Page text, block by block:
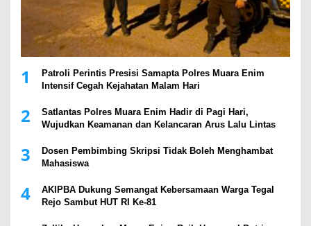
1
Patroli Perintis Presisi Samapta Polres Muara Enim
Intensif Cegah Kejahatan Malam Hari
2
Satlantas Polres Muara Enim Hadir di Pagi Hari,
Wujudkan Keamanan dan Kelancaran Arus Lalu Lintas
3
Dosen Pembimbing Skripsi Tidak Boleh Menghambat
Mahasiswa
4
AKIPBA Dukung Semangat Kebersamaan Warga Tegal
Rejo Sambut HUT RI Ke-81